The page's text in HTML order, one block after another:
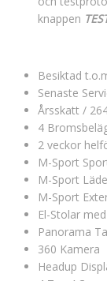
knappen
Besiktad
Senaste
Årsskatt /
4
2 veckor
M-Sport
M-Sport
M-Sport
El-Stolar
Panorama
360 Kamera
Headup